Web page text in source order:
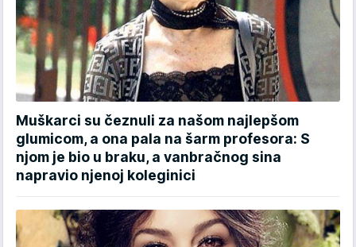
Muškarci su čeznuli za našom najlepšom
glumicom, a ona pala na šarm profesora: S
njom je bio u braku, a vanbračnog sina
napravio njenoj koleginici